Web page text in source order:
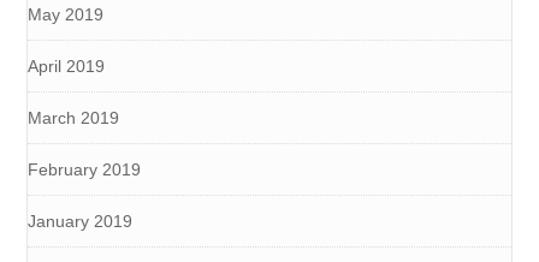
May 2019
April 2019
March 2019
February 2019
January 2019